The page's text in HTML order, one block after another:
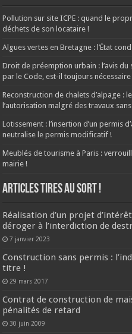
Pollution sur site ICPE : quand le
déchets de son locataire !
Algues vertes en Bretagne : l’État
Droit de préemption urbain : l’avis
par le Code, est-il toujours nécessaire
Reconstruction de chalets d’alpage :
l’autorisation malgré des travaux
Lotissement : l’insertion d’un permis
neutralise le permis modificatif !
Meublés de tourisme à Paris :
mairie !
ARTICLES TIRES AU SORT !
Réalisation d’un projet
déroger à l’interdiction de
7 janvier 2023
Construction sans permis :
titre !
29 mars 2017
Contrat de construction de
pénalités de retard
30 juin 2009